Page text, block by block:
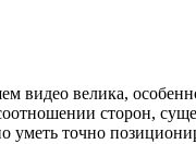
велика,
сторон,
уметь точно